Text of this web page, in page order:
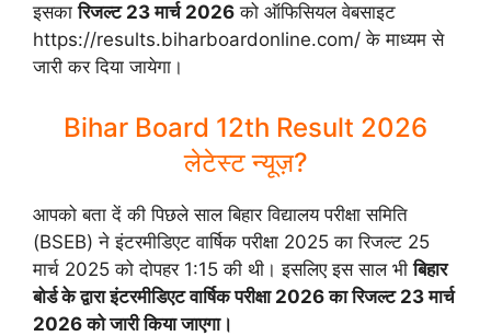
इसकारिजल्ट 23 मार्च 2026 को ऑफिसियल वेबसाइट
https://results.biharboardonline.com/ के माध्यम से
जारी कर दिया जायेगा।
Bihar Board 12th Result 2026
लेटेस्ट न्यूज़?
आपको बता दें की पिछले साल बिहार विद्यालय परीक्षा समिति
(BSEB) ने इंटरमीडिएट वार्षिक परीक्षा 2025 का रिजल्ट 25
मार्च 2025 को दोपहर 1:15 की थी। इसलिए इस साल भीबिहार
बोर्ड के द्वारा इंटरमीडिएट वार्षिक परीक्षा 2026 का रिजल्ट 23 मार्च
2026 को जारी किया जाएगा।